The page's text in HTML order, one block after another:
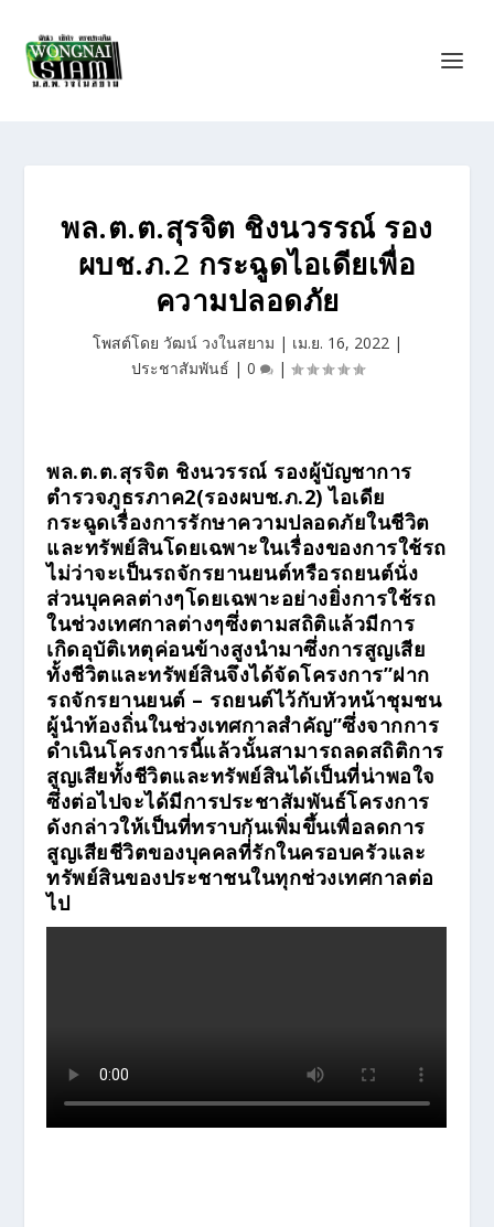
พล.ต.ต.สุรจิต ชิงนวรรณ์ รอง
ผบช.ภ.2 กระฉูดไอเดียเพื่อ
ความปลอดภัย
โพสต์โดย วัฒน์ วงในสยาม | เม.ย. 16, 2022|
ประชาสัมพันธ์ | 0 |
พล.ต.ต.สุรจิต ชิงนวรรณ์ รองผู้บัญชาการ
ตำรวจภูธรภาค2(รองผบช.ภ.2) ไอเดีย
กระฉูดเรื่องการรักษาความปลอดภัยในชีวิต
และทรัพย์สินโดยเฉพาะในเรื่องของการใช้รถ
ไม่ว่าจะเป็นรถจักรยานยนต์หรือรถยนต์นั่ง
ส่วนบุคคลต่างๆโดยเฉพาะอย่างยิ่งการใช้รถ
ในช่วงเทศกาลต่างๆซึ่งตามสถิติแล้วมีการ
เกิดอุบัติเหตุค่อนข้างสูงนำมาซึ่งการสูญเสีย
ทั้งชีวิตและทรัพย์สินจึงได้จัดโครงการ”ฝาก
รถจักรยานยนต์ – รถยนต์ไว้กับหัวหน้าชุมชน
ผู้นำท้องถิ่นในช่วงเทศกาลสำคัญ”ซึ่งจากการ
ดำเนินโครงการนี้แล้วนั้นสามารถลดสถิติการ
สูญเสียทั้งชีวิตและทรัพย์สินได้เป็นที่น่าพอใจ
ซึ่งต่อไปจะได้มีการประชาสัมพันธ์โครงการ
ดังกล่าวให้เป็นที่ทราบกันเพิ่มขึ้นเพื่อลดการ
สูญเสียชีวิตของบุคคลที่่รักในครอบครัวและ
ทรัพย์สินของประชาชนในทุกช่วงเทศกาลต่อ
ไป